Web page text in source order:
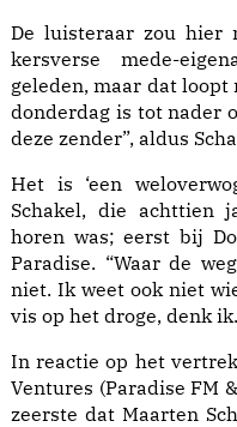
De luisteraar zou hier
kersverse mede-
geleden, maar dat loopt
donderdag is tot nader
deze zender”, aldus
Het is ‘een
Schakel, die achttien
horen was; eerst bij
Paradise. “Waar de
niet. Ik weet ook niet
vis op het droge, denk
In reactie op het
Ventures (Paradise FM
zeerste dat Maarten